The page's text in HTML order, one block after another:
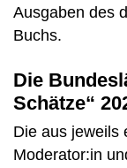
Ausgaben des
Buchs.
Die
Schätze“
Die aus jeweils
Moderator:in